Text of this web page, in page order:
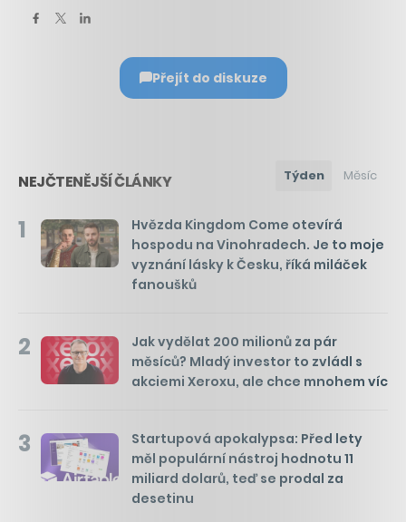
Přejít do diskuze
NEJČTENĚJŠÍ ČLÁNKY Týden Měsíc
1
Hvězda Kingdom Come otevírá
hospodu na Vinohradech. Je to moje
vyznání lásky k Česku, říká miláček
fanoušků
2
Jak vydělat 200 milionů za pár
měsíců? Mladý investor to zvládl s
akciemi Xeroxu, ale chce mnohem víc
3
Startupová apokalypsa: Před lety
měl populární nástroj hodnotu 11
miliard dolarů, teď se prodal za
desetinu